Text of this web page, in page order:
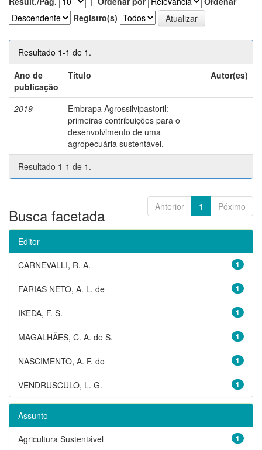
Registro(s)
Resultado 1-1 de 1.
Ano de
publicação
Título Autor(es)
2019
Embrapa Agrossilvipastoril:
primeiras contribuições para o
desenvolvimento de uma
agropecuária sustentável.
-
Resultado 1-1 de 1.
Anterior 1 Póximo
Busca facetada
Editor
1
CARNEVALLI, R. A.
1
FARIAS NETO, A. L. de
1
IKEDA, F. S.
1
MAGALHÃES, C. A. de S.
1
NASCIMENTO, A. F. do
1
VENDRUSCULO, L. G.
Assunto
1
Agricultura Sustentável